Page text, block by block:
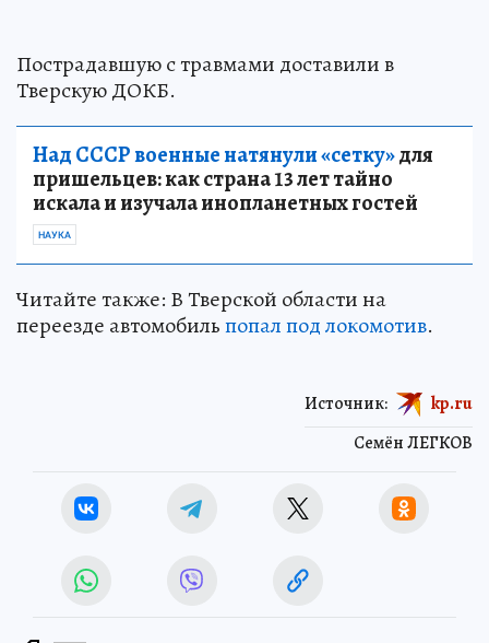
Пострадавшую с травмами доставили в
Тверскую ДОКБ.
Над СССР военные натянули «сетку»для
пришельцев: как страна 13 лет тайно
искала и изучала инопланетных гостей
НАУКА
Читайте также: В Тверской области на
переезде автомобильпопал под локомотив.
Семён ЛЕГКОВ
Источник: kp.ru